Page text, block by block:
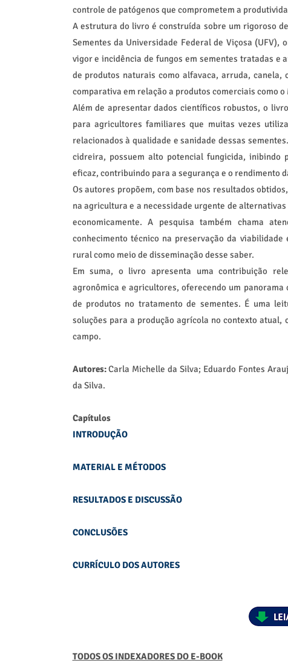
controle de patógenos que comprometem a
A estrutura do livro é construída sobre um rigoroso
Sementes da Universidade Federal de Viçosa
vigor e incidência de fungos em sementes tratadas e
de produtos naturais como alfavaca, arruda,
comparativa em relação a produtos comerciais como o
Além de apresentar dados científicos robustos, o
para agricultores familiares que muitas vezes
relacionados à qualidade e sanidade dessas
cidreira, possuem alto potencial fungicida, inibindo
eficaz, contribuindo para a segurança e o rendimento
Os autores propõem, com base nos resultados
na agricultura e a necessidade urgente de
economicamente. A pesquisa também chama
conhecimento técnico na preservação da
rural como meio de disseminação desse saber.
Em suma, o livro apresenta uma contribuição
agronômica e agricultores, oferecendo um
de produtos no tratamento de sementes. É uma
soluções para a produção agrícola no contexto
campo.
Autores:Carla Michelle da Silva; Eduardo Fontes
da Silva.
Capítulos
INTRODUÇÃO
MATERIAL E MÉTODOS
RESULTADOS E DISCUSSÃO
CONCLUSÕES
CURRÍCULO DOS AUTORES
TODOS OS INDEXADORES DO E-BOOK